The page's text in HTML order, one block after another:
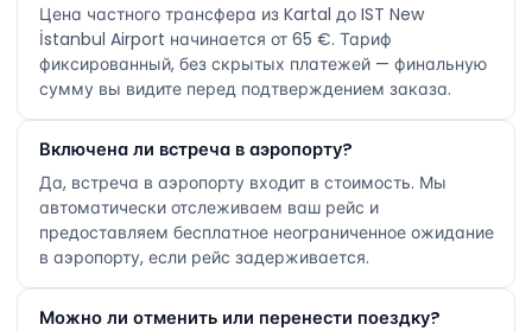
Цена частного трансфера из Kartal до IST New
İstanbul Airport начинается от 65 €. Тариф
фиксированный, без скрытых платежей — финальную
сумму вы видите перед подтверждением заказа.
Включена ли встреча в аэропорту?
Да, встреча в аэропорту входит в стоимость. Мы
автоматически отслеживаем ваш рейс и
предоставляем бесплатное неограниченное ожидание
в аэропорту, если рейс задерживается.
Можно ли отменить или перенести поездку?